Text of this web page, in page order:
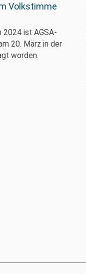
Volkstimme
2024 ist AGSA-
20. März in der
worden.